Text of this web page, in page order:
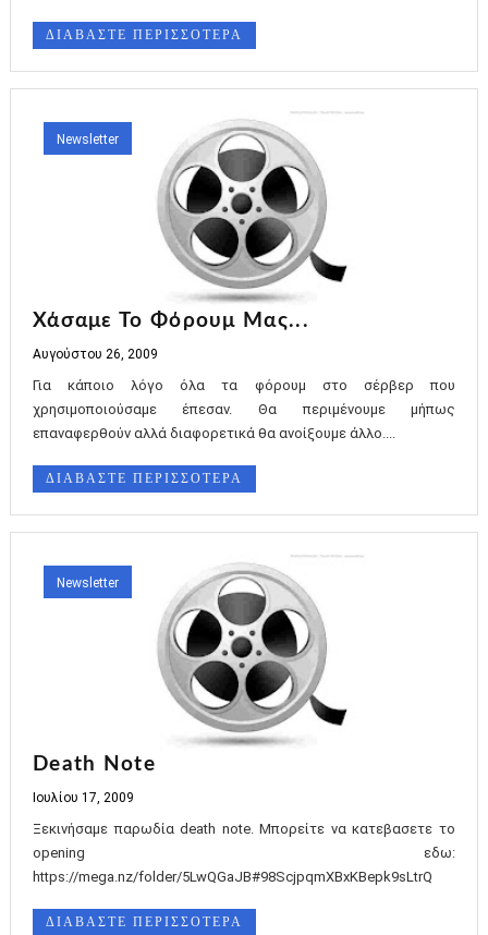
ΔΙΑΒΑΣΤΕ ΠΕΡΙΣΣΟΤΕΡΑ
Newsletter
Χάσαμε Το Φόρουμ Μας...
Αυγούστου 26, 2009
Για κάποιο λόγο όλα τα φόρουμ στο σέρβερ που
χρησιμοποιούσαμε έπεσαν. Θα περιμένουμε μήπως
επαναφερθούν αλλά διαφορετικά θα ανοίξουμε άλλο....
ΔΙΑΒΑΣΤΕ ΠΕΡΙΣΣΟΤΕΡΑ
Newsletter
Death Note
Ιουλίου 17, 2009
Ξεκινήσαμε παρωδία death note. Μπορείτε να κατεβασετε το
opening εδω:
https://mega.nz/folder/5LwQGaJB#98ScjpqmXBxKBepk9sLtrQ
ΔΙΑΒΑΣΤΕ ΠΕΡΙΣΣΟΤΕΡΑ